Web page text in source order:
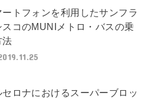
ートフォンを利用したサンフラ
スコのMUNIメトロ・バスの乗
法
セロナにおけるスーパーブロッ